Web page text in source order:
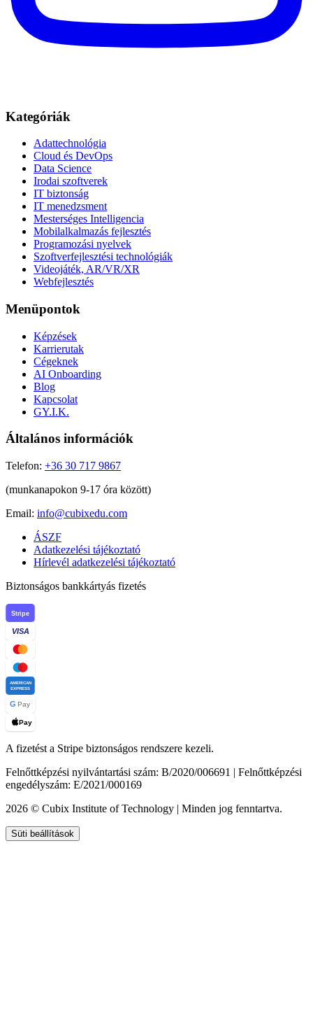
Kategóriák
Adattechnológia
Cloud és DevOps
Data Science
Irodai szoftverek
IT biztonság
IT menedzsment
Mesterséges Intelligencia
Mobilalkalmazás fejlesztés
Programozási nyelvek
Szoftverfejlesztési technológiák
Videojáték, AR/VR/XR
Webfejlesztés
Menüpontok
Képzések
Karrierutak
Cégeknek
AI Onboarding
Blog
Kapcsolat
GY.I.K.
Általános információk
Telefon: +36 30 717 9867
(munkanapokon 9-17 óra között)
Email: info@cubixedu.com
ÁSZF
Adatkezelési tájékoztató
Hírlevél adatkezelési tájékoztató
Biztonságos bankkártyás fizetés
Stripe
VISA
AMERICAN
EXPRESS
G Pay
Pay
A fizetést a Stripe biztonságos rendszere kezeli.
Felnőttképzési nyilvántartási szám: B/2020/006691 | Felnőttképzési
engedélyszám: E/2021/000169
2026 © Cubix Institute of Technology | Minden jog fenntartva.
Süti beállítások